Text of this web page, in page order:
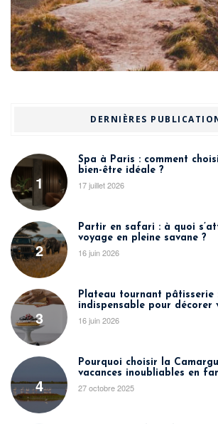
DERNIÈRES
1
Spa à Paris : comment
bien-être idéale ?
17 juillet 2026
2
Partir en safari : à quoi
voyage en pleine savane ?
16 juin 2026
3
Plateau tournant pâtisserie
indispensable pour décorer
16 juin 2026
4
Pourquoi choisir la
vacances inoubliables en
27 octobre 2025